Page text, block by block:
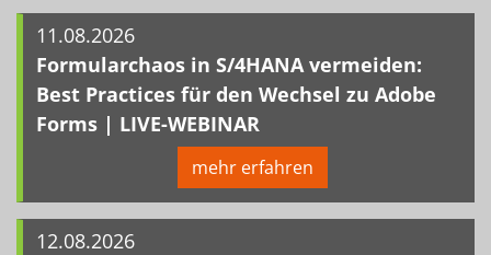
11.08.2026
Formularchaos in S/4HANA vermeiden:
Best Practices für den Wechsel zu Adobe
Forms | LIVE-WEBINAR
mehr erfahren
12.08.2026